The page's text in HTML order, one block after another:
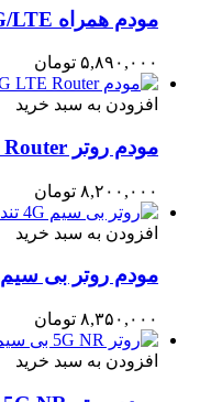
مودم همراه 4G/LTE دی لینک مدل DWR-932M
۵,۸۹۰,۰۰۰ تومان
افزودن به سبد خرید
مودم روتر 4G LTE Router تندا N300 مدل 4G03
۸,۲۰۰,۰۰۰ تومان
افزودن به سبد خرید
مودم روتر بی سیم 4G تندا مدل 4G06c
۸,۳۵۰,۰۰۰ تومان
افزودن به سبد خرید